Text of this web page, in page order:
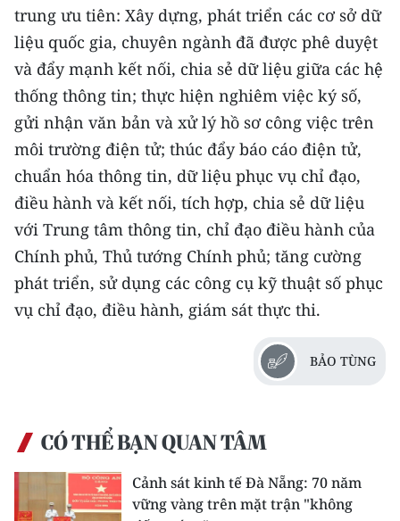
trung ưu tiên: Xây dựng, phát triển các cơ sở dữ
liệu quốc gia, chuyên ngành đã được phê duyệt
và đẩy mạnh kết nối, chia sẻ dữ liệu giữa các hệ
thống thông tin; thực hiện nghiêm việc ký số,
gửi nhận văn bản và xử lý hồ sơ công việc trên
môi trường điện tử; thúc đẩy báo cáo điện tử,
chuẩn hóa thông tin, dữ liệu phục vụ chỉ đạo,
điều hành và kết nối, tích hợp, chia sẻ dữ liệu
với Trung tâm thông tin, chỉ đạo điều hành của
Chính phủ, Thủ tướng Chính phủ; tăng cường
phát triển, sử dụng các công cụ kỹ thuật số phục
vụ chỉ đạo, điều hành, giám sát thực thi.
BẢO TÙNG
CÓ THỂ BẠN QUAN TÂM
Cảnh sát kinh tế Đà Nẵng: 70 năm
vững vàng trên mặt trận "không